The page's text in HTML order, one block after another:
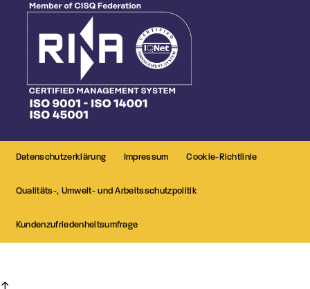
Datenschutzerklärung Impressum Cookie-Richtlinie
Qualitäts-, Umwelt- und Arbeitsschutzpolitik
Kundenzufriedenheitsumfrage